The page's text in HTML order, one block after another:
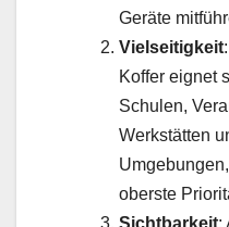
Geräte
Vielseitigkeit
Koffer eignet
Schulen,
Werkstätten
oberste